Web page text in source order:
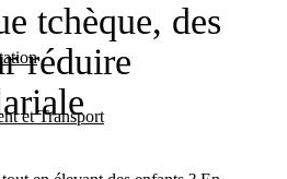
et Transport
tchèque, des
réduire